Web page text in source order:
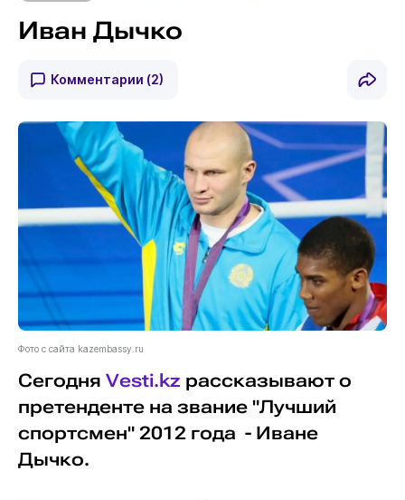
Иван Дычко
Комментарии (2)
Фото с сайта kazembassy.ru
Сегодня Vesti.kz рассказывают о
претенденте на звание "Лучший
спортсмен" 2012 года - Иване
Дычко.